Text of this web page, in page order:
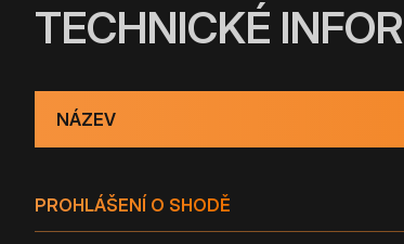
TECHNICKÉ
NÁZEV
PROHLÁŠENÍ O SHODĚ